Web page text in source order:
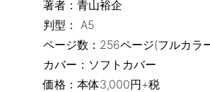
著者：青山裕企
判型： A5
ページ数：256ページ(フルカラ
カバー：ソフトカバー
価格：本体3,000円+税